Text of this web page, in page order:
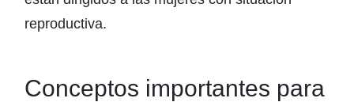
reproductiva.
Conceptos importantes para